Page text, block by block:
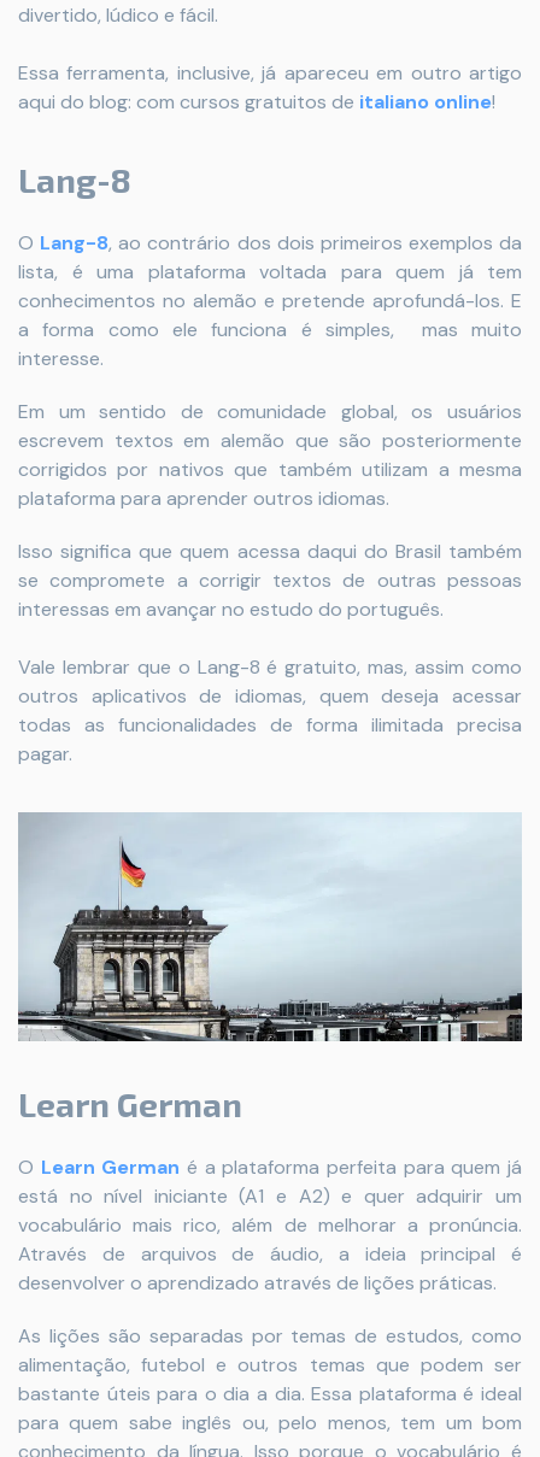
divertido, lúdico e fácil.
Essa ferramenta, inclusive, já apareceu em outro artigo
aqui do blog: com cursos gratuitos de italiano online!
Lang-8
O Lang-8, ao contrário dos dois primeiros exemplos da
lista, é uma plataforma voltada para quem já tem
conhecimentos no alemão e pretende aprofundá-los. E
a forma como ele funciona é simples, mas muito
interesse.
Em um sentido de comunidade global, os usuários
escrevem textos em alemão que são posteriormente
corrigidos por nativos que também utilizam a mesma
plataforma para aprender outros idiomas.
Isso significa que quem acessa daqui do Brasil também
se compromete a corrigir textos de outras pessoas
interessas em avançar no estudo do português.
Vale lembrar que o Lang-8 é gratuito, mas, assim como
outros aplicativos de idiomas, quem deseja acessar
todas as funcionalidades de forma ilimitada precisa
pagar.
Learn German
O Learn German é a plataforma perfeita para quem já
está no nível iniciante (A1 e A2) e quer adquirir um
vocabulário mais rico, além de melhorar a pronúncia.
Através de arquivos de áudio, a ideia principal é
desenvolver o aprendizado através de lições práticas.
As lições são separadas por temas de estudos, como
alimentação, futebol e outros temas que podem ser
bastante úteis para o dia a dia. Essa plataforma é ideal
para quem sabe inglês ou, pelo menos, tem um bom